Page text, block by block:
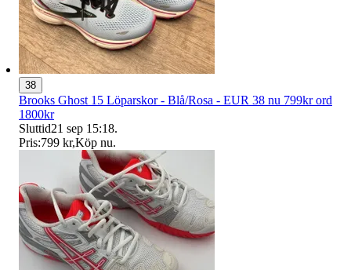
38
Brooks Ghost 15 Löparskor - Blå/Rosa - EUR 38 nu 799kr ord
1800kr
Sluttid21 sep 15:18.
Pris:799 kr,Köp nu.